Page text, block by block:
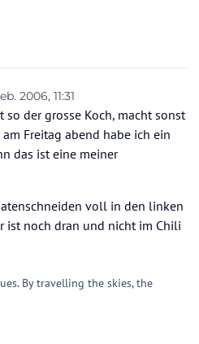
2006, 11:31
der grosse Koch, macht sonst
Freitag abend habe ich ein
das ist eine meiner
voll in den linken
ist noch dran und nicht im Chili
By travelling the skies, the